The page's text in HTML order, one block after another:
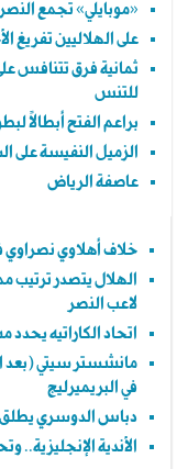
«موبايلي» تجمع
على الهلاليين تفريغ
ثمانية فرق تتنافس
للتنس
براعم الفتح أبطالاً
الزميل النفيسة على
عاصفة الرياض
خلاف أهلاوي نصراوي
الهلال يتصدر ترتيب
لاعب النصر
اتحاد الكاراتيه يحدد
مانشستر سيتي (بعد
في البريميرليج
دباس الدوسري يطلق
الأندية الإنجليزية..